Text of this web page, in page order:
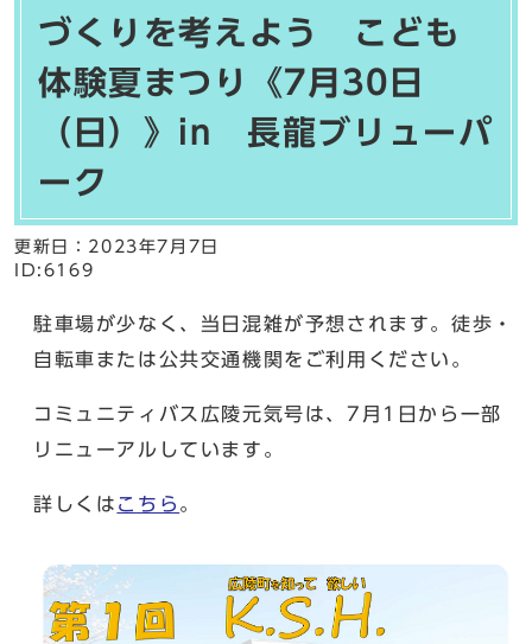
づくりを考えよう こども
体験夏まつり《7月30日
（日）》in 長龍ブリューパ
ーク
更新日： 2023年7月7日
ID:6169
駐車場が少なく、当日混雑が予想されます。徒歩・
自転車または公共交通機関をご利用ください。
コミュニティバス広陵元気号は、7月1日から一部
リニューアルしています。
詳しくは こちら 。